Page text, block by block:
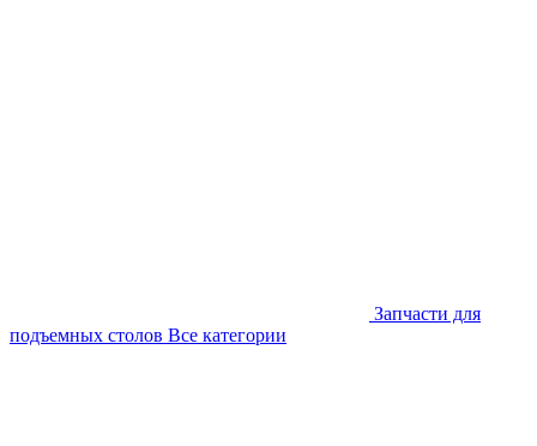
Запчасти для
подъемных столов Все категории